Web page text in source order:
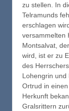
zu stellen. In
Telramunds
erschlagen
versammelten
Montsalvat,
wird, ist er zu
des
Lohengrin und
Ortrud in
Herkunft
Gralsrittern